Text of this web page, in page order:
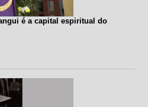
é a capital espiritual do